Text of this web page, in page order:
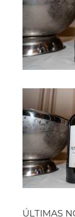
ÚLTIMAS